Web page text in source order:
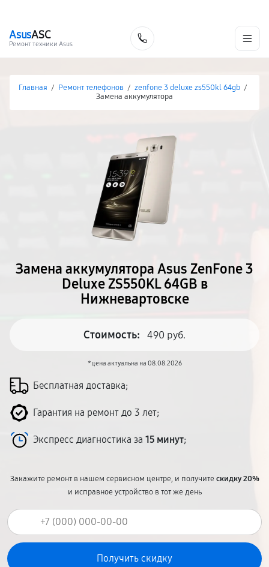
AsusASC
Ремонт техники Asus
Главная / Ремонт телефонов / zenfone 3 deluxe zs550kl 64gb /
Замена аккумулятора
Замена аккумулятора Asus ZenFone 3
Deluxe ZS550KL 64GB в
Нижневартовске
Стоимость: 490 руб.
*цена актуальна на 08.08.2026
Бесплатная доставка;
Гарантия на ремонт до 3 лет;
Экспресс диагностика за 15 минут;
Закажите ремонт в нашем сервисном центре, и получитескидку 20%
и исправное устройство в тот же день